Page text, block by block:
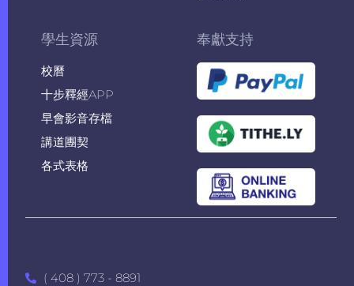
學生資源
校曆
十步釋經APP
早會影音存檔
講道團契
各式表格
奉獻支持
( 408 ) 773 - 8891